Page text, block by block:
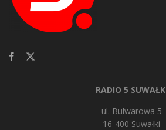
RADIO 5
ul. Bulwarowa 5
16-400 Suwałki